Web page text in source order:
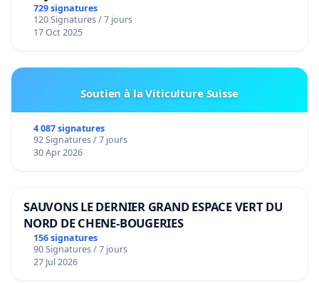
de notre territoire »
729 signatures
120 Signatures / 7 jours
17 Oct 2025
Soutien à la Viticulture Suisse
4 087 signatures
92 Signatures / 7 jours
30 Apr 2026
SAUVONS LE DERNIER GRAND ESPACE VERT DU
NORD DE CHENE-BOUGERIES
156 signatures
90 Signatures / 7 jours
27 Jul 2026